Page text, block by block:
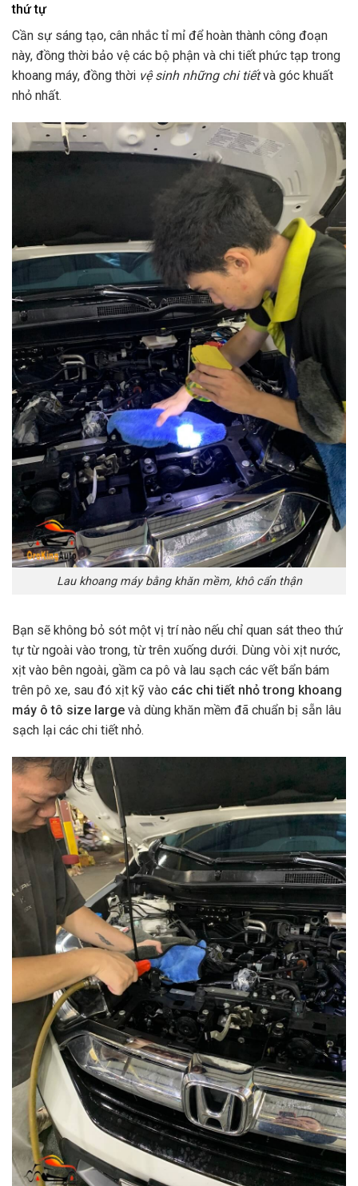
thứ tự
Cần sự sáng tạo, cân nhắc tỉ mỉ để hoàn thành công đoạn
này, đồng thời bảo vệ các bộ phận và chi tiết phức tạp trong
khoang máy, đồng thời vệ sinh những chi tiếtvà góc khuất
nhỏ nhất.
Lau khoang máy bằng khăn mềm, khô cẩn thận
Bạn sẽ không bỏ sót một vị trí nào nếu chỉ quan sát theo thứ
tự từ ngoài vào trong, từ trên xuống dưới. Dùng vòi xịt nước,
xịt vào bên ngoài, gầm ca pô và lau sạch các vết bẩn bám
trên pô xe, sau đó xịt kỹ vào các chi tiết nhỏ trong khoang
máy ô tô size large và dùng khăn mềm đã chuẩn bị sẵn lâu
sạch lại các chi tiết nhỏ.